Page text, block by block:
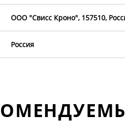
ООО "Свисс Кроно", 157510,
Россия